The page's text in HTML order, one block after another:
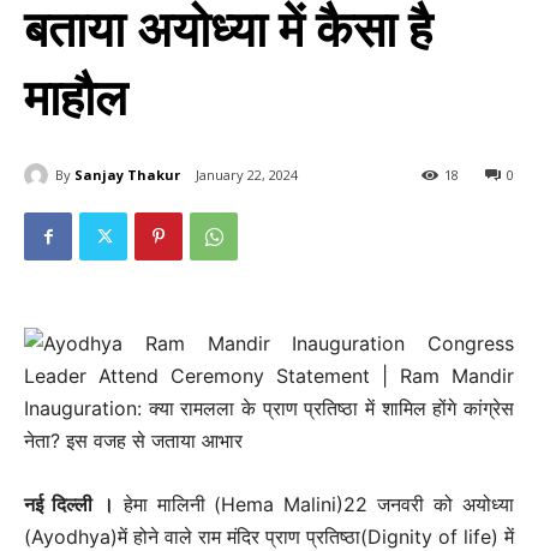
बताया अयोध्या में कैसा है
माहौल
By Sanjay Thakur January 22, 2024 0
18
नई दिल्‍ली । हेमा मालिनी (Hema Malini)22 जनवरी को अयोध्या
(Ayodhya)में होने वाले राम मंदिर प्राण प्रतिष्ठा(Dignity of life) में